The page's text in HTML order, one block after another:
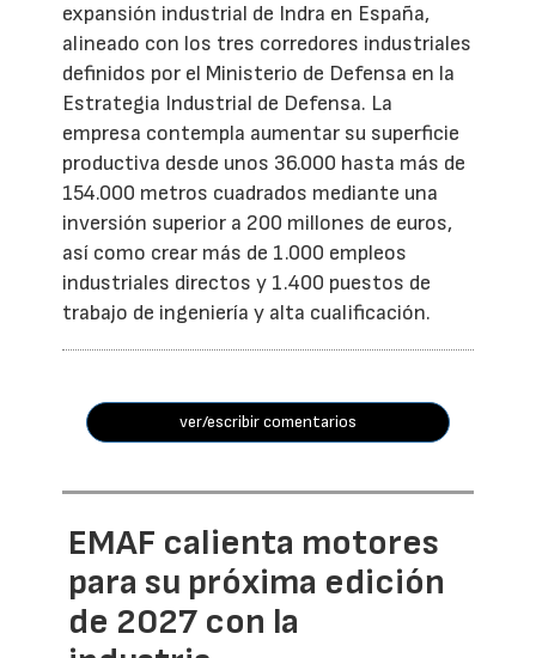
expansión industrial de Indra en España,
alineado con los tres corredores industriales
definidos por el Ministerio de Defensa en la
Estrategia Industrial de Defensa. La
empresa contempla aumentar su superficie
productiva desde unos 36.000 hasta más de
154.000 metros cuadrados mediante una
inversión superior a 200 millones de euros,
así como crear más de 1.000 empleos
industriales directos y 1.400 puestos de
trabajo de ingeniería y alta cualificación.
ver/escribir comentarios
EMAF calienta motores
para su próxima edición
de 2027 con la